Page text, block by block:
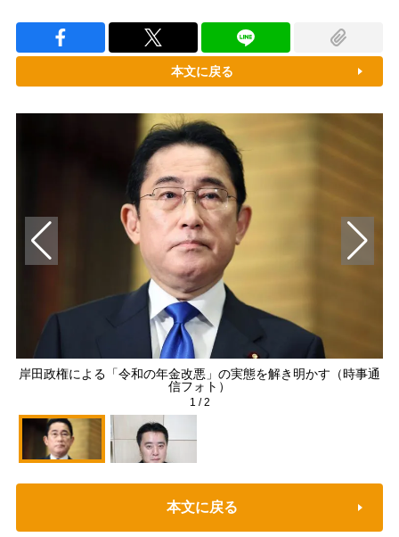
本文に戻る
岸田政権による「令和の年金改悪」の実態を解き明かす（時事通
信フォト）
1 /2
本文に戻る